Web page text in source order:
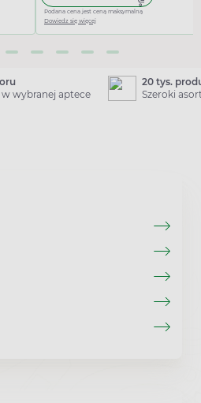
Podana cena jest ceną maksymalną
Dowiedz się więcej
wybranej aptece
20 tys.
Szeroki